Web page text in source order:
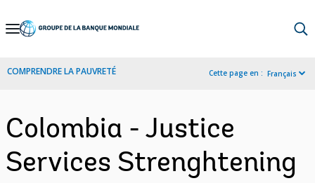
Skip
Navigation
COMPRENDRE LA PAUVRETÉ Cette page en : Français
Colombia - Justice
Services Strenghtening